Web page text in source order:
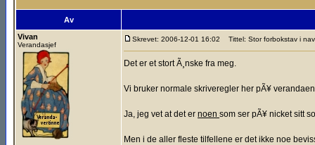
Av
Vivan
Verandasjef
Skrevet: 2006-12-01 16:02 Tittel: Stor forbokstav i
Det er et stort Ã¸nske fra meg.
Vi bruker normale skriveregler her pÃ¥
Ja, jeg vet at det er noen som ser pÃ¥ nicket sitt
Men i de aller fleste tilfellene er det ikke noe